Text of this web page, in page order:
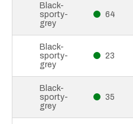
Black-
sporty-
grey
64
Black-
sporty-
grey
23
Black-
sporty-
grey
35